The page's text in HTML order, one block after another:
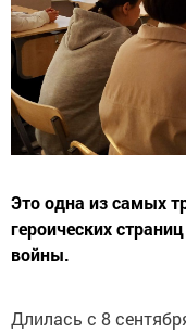
Это одна из самых
героических
войны.
Длилась с 8